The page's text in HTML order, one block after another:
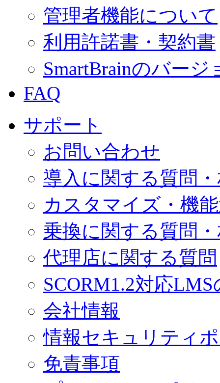
管理者機能について
利用許諾書・契約書
SmartBrainのバー
FAQ
サポート
お問い合わせ
導入に関する質問
カスタマイズ・機
乗換に関する質問
代理店に関する質問
SCORM1.2対応
会社情報
情報セキュリティ
免責事項